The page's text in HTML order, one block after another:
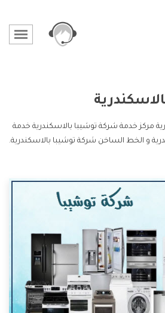
مركز خدمة شركة توشيبا بالاسكندرية خدمة
و الخط الساخن شركة توشيبا بالاسكندرية.